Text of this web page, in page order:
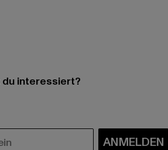
interessiert?
ANMELDEN